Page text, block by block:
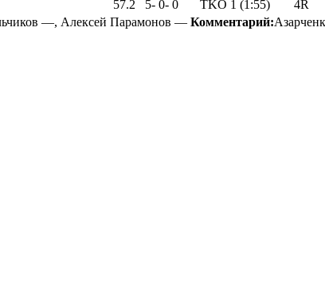
57.2 5- 0- 0 TKO 1 (1:55) 4R
—, Алексей Парамонов — Комментарий: